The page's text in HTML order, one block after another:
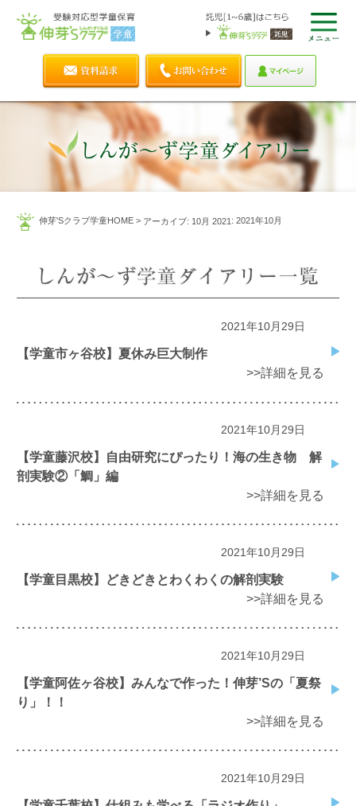
伸芽'Sクラブ学童HOME> アーカイブ: 10月 2021 : 2021年10月
2021年10月29日
【学童市ヶ谷校】夏休み巨大制作
>>詳細を見る
2021年10月29日
【学童藤沢校】自由研究にぴったり！海の生き物 解
剖実験②「鯛」編
>>詳細を見る
2021年10月29日
【学童目黒校】どきどきとわくわくの解剖実験
>>詳細を見る
2021年10月29日
【学童阿佐ヶ谷校】みんなで作った！伸芽’Sの「夏祭
り」！！
>>詳細を見る
2021年10月29日